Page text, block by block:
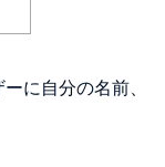
に自分の名前、